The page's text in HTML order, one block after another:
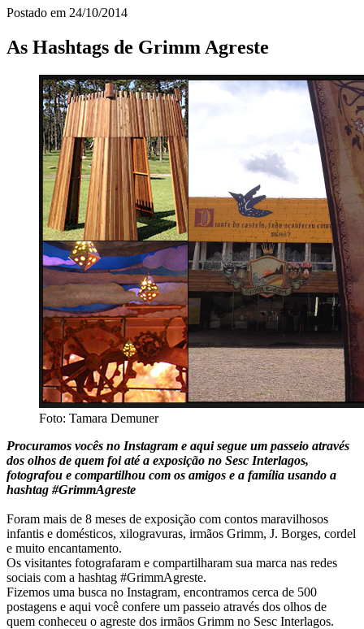
Postado em 24/10/2014
As Hashtags de Grimm Agreste
Foto: Tamara Demuner
Procuramos vocês no Instagram e aqui segue um passeio através
dos olhos de quem foi até a exposição no Sesc Interlagos,
fotografou e compartilhou com os amigos e a família usando a
hashtag #GrimmAgreste
Foram mais de 8 meses de exposição com contos maravilhosos
infantis e domésticos, xilogravuras, irmãos Grimm, J. Borges, cordel
e muito encantamento.
Os visitantes fotografaram e compartilharam sua marca nas redes
sociais com a hashtag #GrimmAgreste.
Fizemos uma busca no Instagram, encontramos cerca de 500
postagens e aqui você confere um passeio através dos olhos de
quem conheceu o agreste dos irmãos Grimm no Sesc Interlagos.